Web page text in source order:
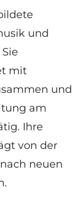
und
mit
und
am
Ihre
von der
neuen